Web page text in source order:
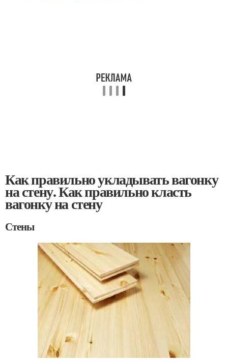
Как правильно укладывать вагонку
на стену. Как правильно класть
вагонку на стену
Стены